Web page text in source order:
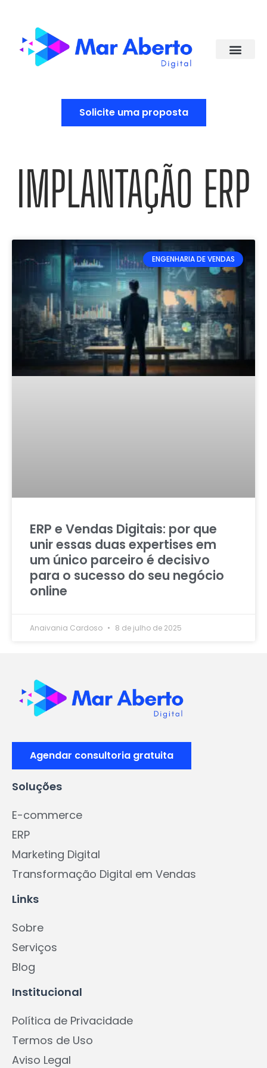
Solicite uma proposta
IMPLANTAÇÃO ERP
ENGENHARIA DE VENDAS
ERP e Vendas Digitais: por que
unir essas duas expertises em
um único parceiro é decisivo
para o sucesso do seu negócio
online
Anaivania Cardoso 8 de julho de 2025
Agendar consultoria gratuita
Soluções
E-commerce
ERP
Marketing Digital
Transformação Digital em Vendas
Links
Sobre
Serviços
Blog
Institucional
Política de Privacidade
Termos de Uso
Aviso Legal